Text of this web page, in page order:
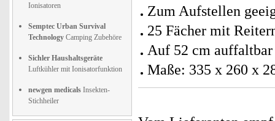
Ionisatoren
Semptec Urban Survival
Technology Camping Zubehöre
Sichler Haushaltsgeräte
Luftkühler mit Ionisatorfunktion
newgen medicals Insekten-
Stichheiler
Zum Aufstellen
25 Fächer mit
Auf 52 cm auffaltbar
Maße: 335 x 260 x